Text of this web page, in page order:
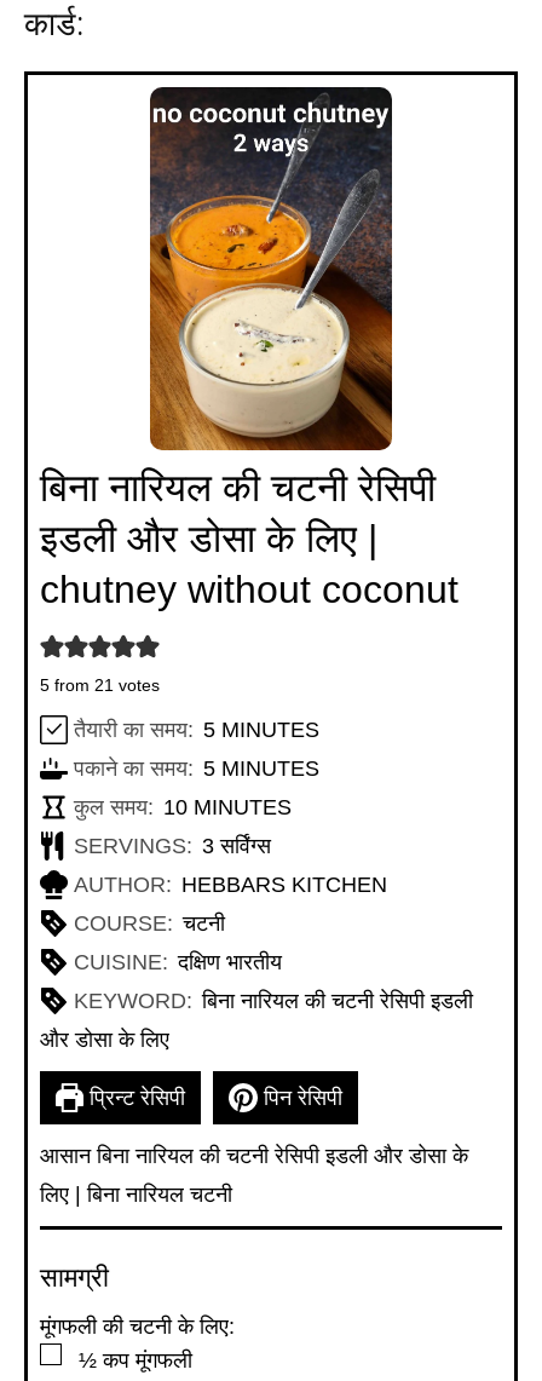
कार्ड:
बिना नारियल की चटनी रेसिपी
इडली और डोसा के लिए |
chutney without coconut
5 from 21 votes
तैयारी का समय: 5MINUTES
MINUTES
पकाने का समय: 5MINUTES
MINUTES
कुल समय: 10MINUTES
MINUTES
SERVINGS: 3 सर्विंग्स
AUTHOR: HEBBARS KITCHEN
COURSE: चटनी
CUISINE: दक्षिण भारतीय
KEYWORD: बिना नारियल की चटनी रेसिपी इडली
और डोसा के लिए
प्रिन्ट रेसिपी पिन रेसिपी
आसान बिना नारियल की चटनी रेसिपी इडली और डोसा के
लिए | बिना नारियल चटनी
सामग्री
मूंगफली की चटनी के लिए:
▢
½ कप मूंगफली